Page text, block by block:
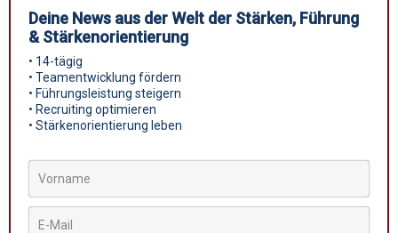
auf einen Job, der keinen Spaß macht. Daher
sind Projektaufgaben und der Einsatz
unterschiedlicher Stärken ein sicheres Tool, um
Mitarbeiter zusätzlich zu fordern und
gleichzeitig die Stärken zu fördern.
Der Stärkenblick liefert dir hierbei einen fertigen
Werkzeugkoffer als modernes Führungstool. Es